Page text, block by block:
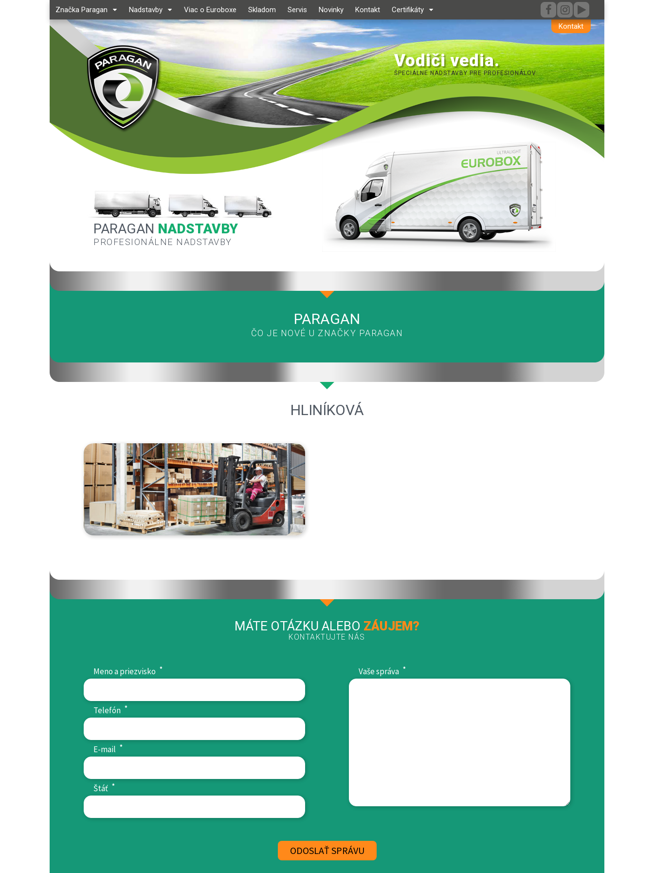
Značka Paragan Nadstavby Viac o Euroboxe Skladom Servis
Novinky
Kontakt
Kontakt Certifikáty
Vodiči vedia.
ŠPECIÁLNE NADSTAVBY PRE PROFESIONÁLOV.
PARAGAN NADSTAVBY
PROFESIONÁLNE NADSTAVBY
PARAGAN
ČO JE NOVÉ U ZNAČKY PARAGAN
HLINÍKOVÁ
MÁTE OTÁZKU ALEBO ZÁUJEM?
KONTAKTUJTE NÁS
Meno a priezvisko *
Telefón *
E-mail *
Štáť *
Vaše správa *